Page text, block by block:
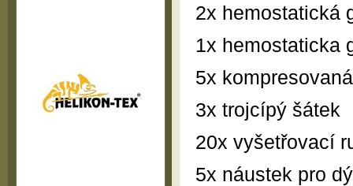
2x hemostatická
1x hemostaticka
5x
3x trojcípý šátek
20x vyšetřovací
5x náustek pro